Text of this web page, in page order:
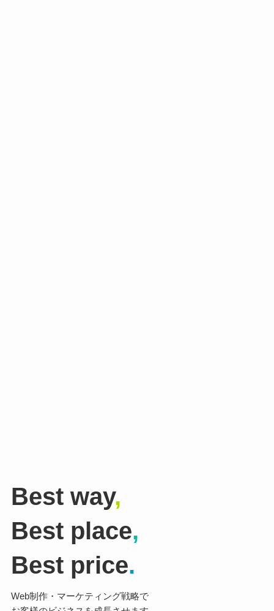
Best way,
Best place,
Best price.
Web制作・マーケティング戦略で